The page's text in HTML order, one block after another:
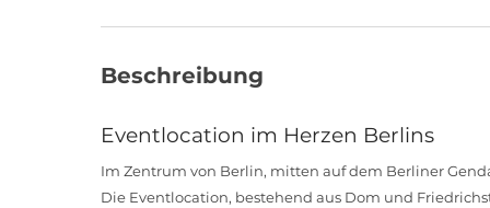
Beschreibung
Eventlocation im Herzen Berlins
Im Zentrum von Berlin, mitten auf dem Berliner
Die Eventlocation, bestehend aus Dom und